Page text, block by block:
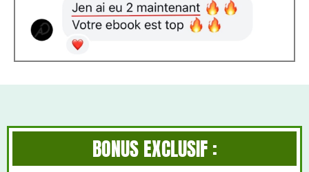
BONUS EXCLUSIF :